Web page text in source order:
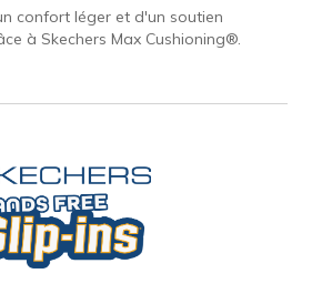
confort léger et d'un soutien
à Skechers Max Cushioning®.